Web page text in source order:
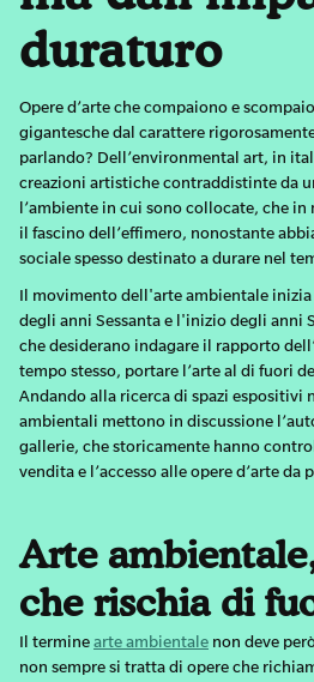
duraturo
Opere d’arte che compaiono e
gigantesche dal carattere
parlando? Dell’environmental art, in
creazioni artistiche contraddistinte da
l’ambiente in cui sono collocate, che
il fascino dell’effimero, nonostante
sociale spesso destinato a durare nel
Il movimento dell'arte ambientale
degli anni Sessanta e l'inizio degli anni
che desiderano indagare il rapporto
tempo stesso, portare l’arte al di fuori
Andando alla ricerca di spazi espositivi
ambientali mettono in discussione
gallerie, che storicamente hanno
vendita e l’accesso alle opere d’arte da
Arte
che rischia di
Il termine arte ambientale non deve
non sempre si tratta di opere che